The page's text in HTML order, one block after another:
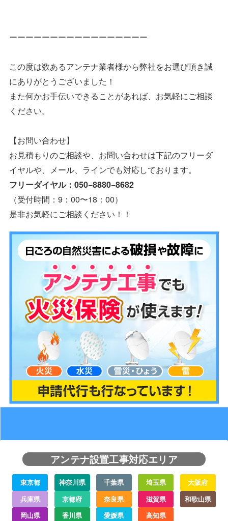
ーーーーーーーーーーーーーーーーー
この度は数あるアンテナ業者様から弊社をお選び頂き誠
にありがとうございました！
また何かお手伝いできることがあれば、お気軽にご相談
ください。
【お問い合わせ】
お見積もりのご相談や、お問い合わせは下記のフリーダ
イヤルや、メール、ラインでも対応しております。
フリーダイヤル：050−8880−8682
（受付時間：9：00〜18：00）
是非お気軽にご相談ください！！
アンテナ設置工事対応エリア
東京都 神奈川県 千葉県 埼玉県
大阪府
兵庫県
京都府 奈良県 滋賀県
和歌山県
岡山県
香川県 愛媛県 高知県